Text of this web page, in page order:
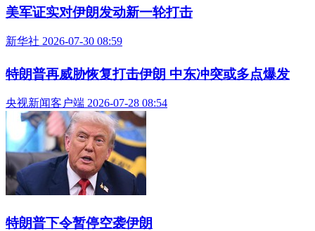
美军证实对伊朗发动新一轮打击
新华社 2026-07-30 08:59
特朗普再威胁恢复打击伊朗 中东冲突或多点爆发
央视新闻客户端 2026-07-28 08:54
特朗普下令暂停空袭伊朗